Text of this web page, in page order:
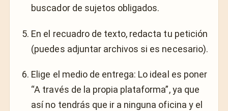
buscador de sujetos obligados.
En el recuadro de texto, redacta tu petición
(puedes adjuntar archivos si es necesario).
Elige el medio de entrega: Lo ideal es poner
“A través de la propia plataforma”, ya que
así no tendrás que ir a ninguna oficina y el